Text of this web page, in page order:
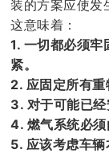
装的方案应使发
这意味着：
1. 一切都必须
紧。
2. 应固定所有重
3. 对于可能已经
4. 燃气系统必须
5. 应该考虑车